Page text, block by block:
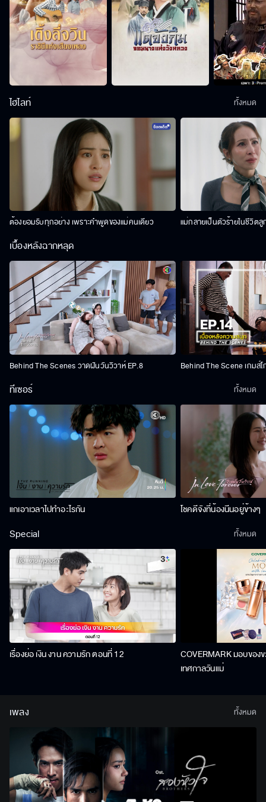
ไฮไลท์
ต้องยอมรับทุกอย่าง เพราะคำพูดของแม่คนเดียว แม่กลายเป็นตัวร้ายในชีวิตลู
ทั้งหมด
เบื้องหลังฉากหลุด
Behind The Scenes วาดฝันวันวิวาห์ EP.8 Behind The Scene เกมส์
ทีเซอร์
แกเอาเวลาไปทำอะไรกัน โชคดีจังที่น้องนีนอยู่ข้างๆ
ทั้งหมด
Special
เรื่องย่อ เงิน งาน ความรัก ตอนที่ 12
COVERMARK มอบขอ
เทศกาลวันแม่
ทั้งหมด
เพลง ทั้งหมด